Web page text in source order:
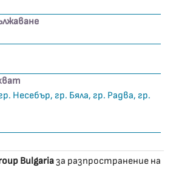
Несебър, гр. Бяла, гр. Радва, гр.
Bulgariaза разпространение на